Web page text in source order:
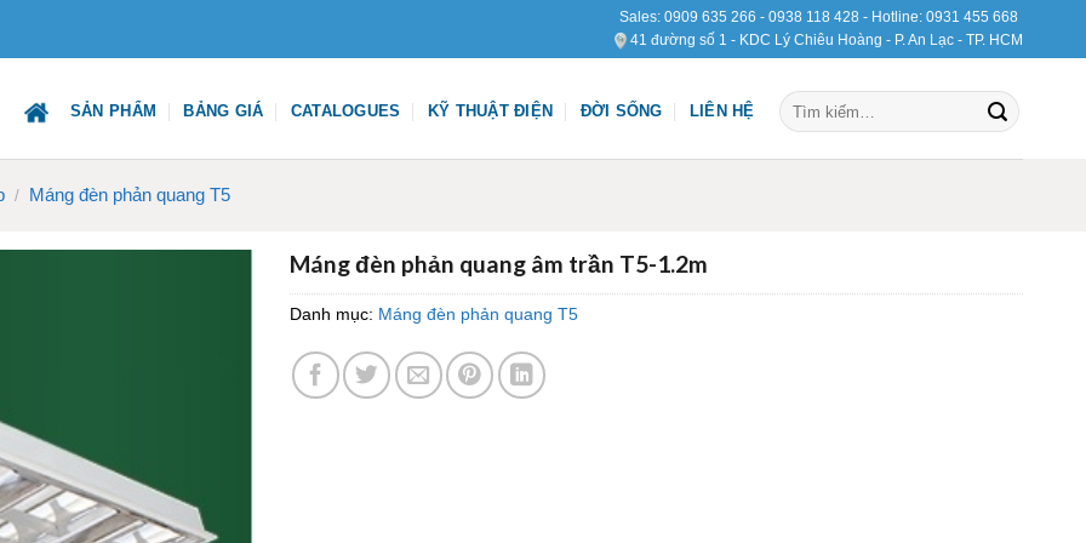
Sales: 0909 635 266 - 0938 118 428 - Hotline: 0931 455 668
41 đường số 1 - KDC Lý Chiêu Hoàng - P. An Lạc - TP. HCM
SẢN PHẨM BẢNG GIÁ CATALOGUES KỸ THUẬT ĐIỆN ĐỜI SỐNG LIÊN HỆ
Tìm
kiếm:
/ Máng đèn phản quang T5
Máng đèn phản quang âm trần T5-1.2m
Danh mục: Máng đèn phản quang T5